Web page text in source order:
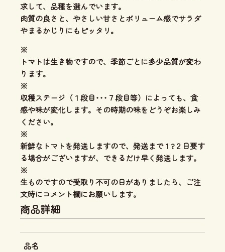
求して、品種を選んでいます。
肉質の良さと、やさしい甘さとボリューム感でサラダ
やまるかじりにもピッタリ。
※
トマトは生き物ですので、季節ごとに多少品質が変わ
ります。
※
収穫ステージ（１段目･･･７段目等）によっても、食
感や味が変化します。その時期の味をどうぞお楽しみ
ください。
※
新鮮なトマトを発送しますので、発送まで１?２日要す
る場合がございますが、できるだけ早く発送します。
※
生ものですので受取り不可の日がありましたら、ご注
文時にコメント欄にお願いします。
商品詳細
品名